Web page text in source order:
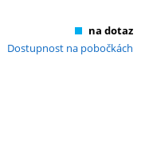
na dotaz
Dostupnost na pobočkách